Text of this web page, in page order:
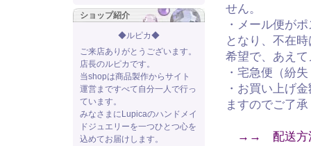
ショップ紹介
◆ルピカ◆
ご来店ありがとうございます。
店長のルピカです。
当shopは商品製作からサイト
運営まですべて自分一人で行っ
ています。
みなさまにLupicaのハンドメイ
ドジュエリーを一つひとつ心を
込めてお届けします。
せん。
・メール便が
となり、不在
希望で、あえ
・宅急便（紛
・お買い上げ
ますのでご了
→→ 配送方